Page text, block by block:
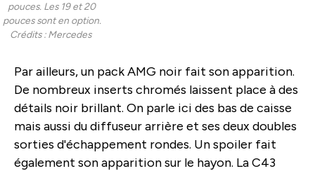
pouces. Les 19 et 20
pouces sont en option.
Crédits : Mercedes
Par ailleurs, un pack AMG noir fait son apparition.
De nombreux inserts chromés laissent place à des
détails noir brillant. On parle ici des bas de caisse
mais aussi du diffuseur arrière et ses deux doubles
sorties d'échappement rondes. Un spoiler fait
également son apparition sur le hayon. La C43